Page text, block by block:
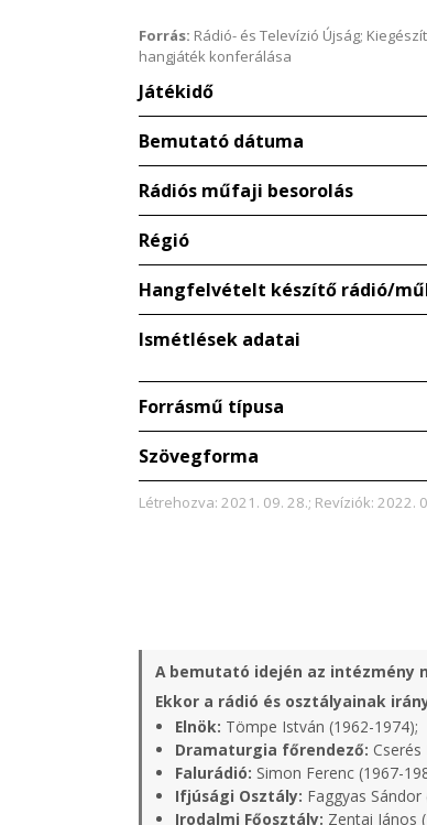
Forrás: Rádió- és Televízió Újság;
hangjáték konferálása
Játékidő
Bemutató dátuma
Rádiós műfaji besorolás
Régió
Hangfelvételt készítő rádió/
Ismétlések adatai
Forrásmű típusa
Szövegforma
Létrehozva: 2021. 09. 28.; Revíziók: 2022.
A bemutató idején az intézmény
Ekkor a rádió és osztályainak
Elnök: Tömpe István (1962-1974);
Dramaturgia főrendező:
Falurádió: Simon Ferenc (1967-
Ifjúsági Osztály: Faggyas Sándor
Irodalmi Főosztály: Zentai János